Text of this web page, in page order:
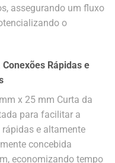
assegurando um fluxo
o
Rápidas e
x 25 mm Curta da
para facilitar a
e altamente
concebida
economizando tempo